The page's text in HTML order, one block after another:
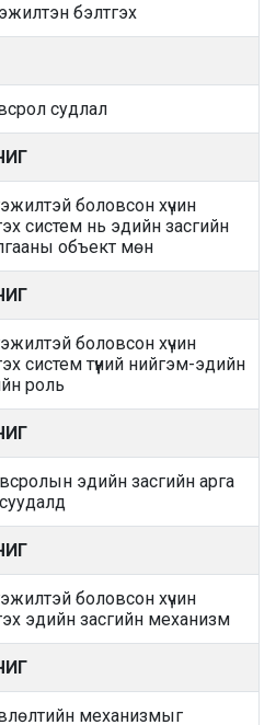
бэлтгэх
судлал
боловсон хүчин
систем нь эдийн засгийн
объект мөн
боловсон хүчин
систем түүний нийгэм-эдийн
роль
эдийн засгийн арга
боловсон хүчин
эдийн засгийн механизм
механизмыг